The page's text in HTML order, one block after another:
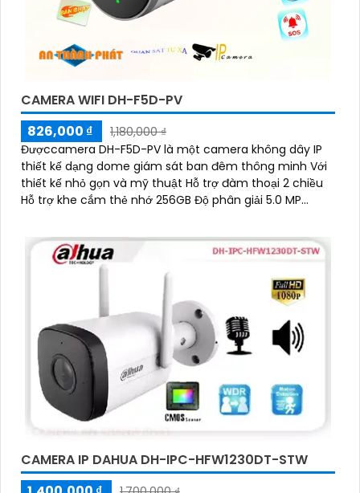
CAMERA WIFI DH-F5D-PV
826,000 ₫
1,180,000 ₫
Đượccamera DH-F5D-PV là một camera không dây IP
thiết kế dạng dome giám sát ban đêm thông minh Với
thiết kế nhỏ gọn và mỹ thuật Hỗ trợ đàm thoại 2 chiều
Hỗ trợ khe cắm thẻ nhớ 256GB Độ phân giải 5.0 MP
CAMERA IP DAHUA DH-IPC-HFW1230DT-STW